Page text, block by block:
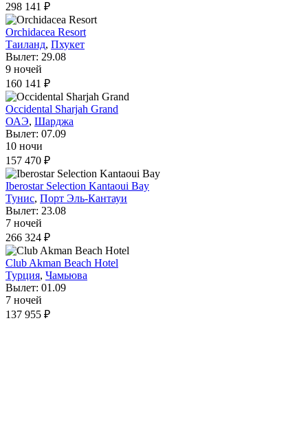
298 141 ₽
Orchidacea Resort
Таиланд, Пхукет
Вылет: 29.08
9 ночей
160 141 ₽
Occidental Sharjah Grand
ОАЭ, Шарджа
Вылет: 07.09
10 ночи
157 470 ₽
Iberostar Selection Kantaoui Bay
Тунис, Порт Эль-Кантауи
Вылет: 23.08
7 ночей
266 324 ₽
Club Akman Beach Hotel
Турция, Чамьюва
Вылет: 01.09
7 ночей
137 955 ₽